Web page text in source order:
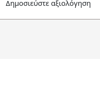
Δημοσιεύστε αξιολόγηση